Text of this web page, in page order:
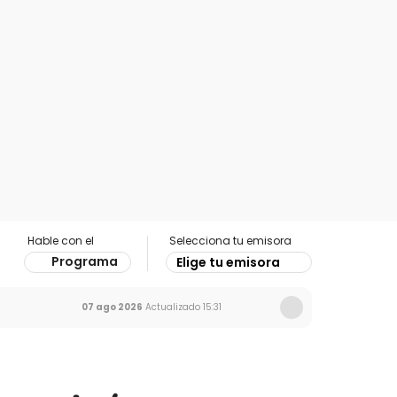
Hable con el
Programa
Selecciona tu emisora
Elige tu emisora
07 ago 2026 Actualizado 15:31